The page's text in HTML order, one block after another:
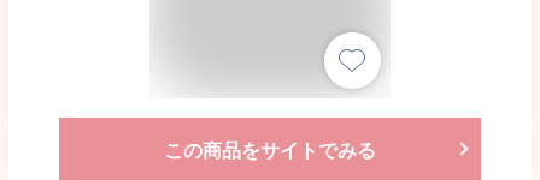
この商品をサイトでみる